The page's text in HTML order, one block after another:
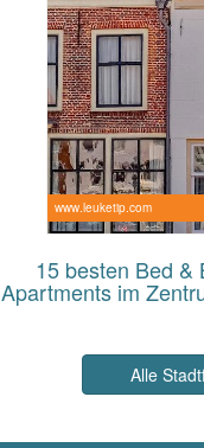
www.leuketip.com
15 besten Bed &
Apartments im
Alle